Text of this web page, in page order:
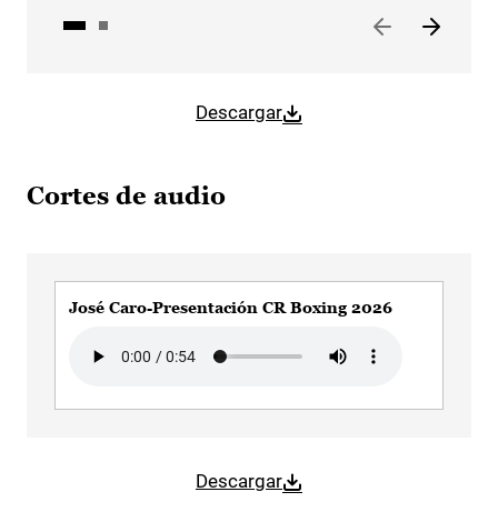
Descargar
Cortes de audio
Descargar
José Caro-Presentación CR Boxing 2026